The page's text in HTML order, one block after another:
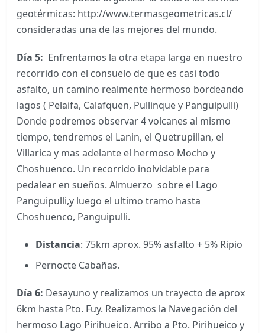
geotérmicas: http://www.termasgeometricas.cl/
consideradas una de las mejores del mundo.
Día 5: Enfrentamos la otra etapa larga en nuestro
recorrido con el consuelo de que es casi todo
asfalto, un camino realmente hermoso bordeando
lagos ( Pelaifa, Calafquen, Pullinque y Panguipulli)
Donde podremos observar 4 volcanes al mismo
tiempo, tendremos el Lanin, el Quetrupillan, el
Villarica y mas adelante el hermoso Mocho y
Choshuenco. Un recorrido inolvidable para
pedalear en sueños. Almuerzo sobre el Lago
Panguipulli,y luego el ultimo tramo hasta
Choshuenco, Panguipulli.
Distancia: 75km aprox. 95% asfalto + 5% Ripio
Pernocte Cabañas.
Día 6: Desayuno y realizamos un trayecto de aprox
6km hasta Pto. Fuy. Realizamos la Navegación del
hermoso Lago Pirihueico. Arribo a Pto. Pirihueico y